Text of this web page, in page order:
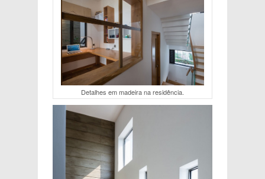
Detalhes em madeira na residência.